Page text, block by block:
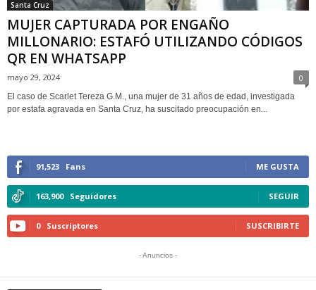
Santa Cruz
MUJER CAPTURADA POR ENGAÑO
MILLONARIO: ESTAFÓ UTILIZANDO CÓDIGOS
QR EN WHATSAPP
mayo 29, 2024 0
El caso de Scarlet Tereza G.M., una mujer de 31 años de edad, investigada
por estafa agravada en Santa Cruz, ha suscitado preocupación en...
91,523 Fans ME GUSTA
163,900 Seguidores SEGUIR
0 Suscriptores SUSCRIBIRTE
- Anuncios -